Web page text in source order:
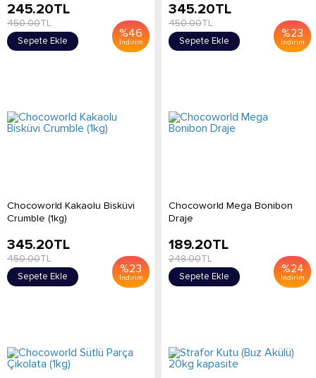
%46
İndirim
245.20TL
450.00TL
Sepete Ekle
%23
İndirim
345.20TL
450.00TL
Sepete Ekle
Chocoworld Kakaolu Bisküvi
Crumble (1kg)
%23
İndirim
345.20TL
450.00TL
Sepete Ekle
Chocoworld Mega Bonibon
Draje
%24
İndirim
189.20TL
248.00TL
Sepete Ekle